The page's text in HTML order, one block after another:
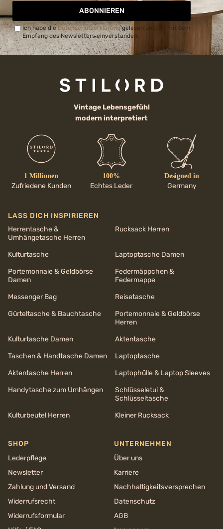
ABONNIEREN
Ich habe dieDatenschutzerklärunggelesen und bin mit dem
Empfang des Newsletters einverstanden.
Vintage Lebensgefühl
modern interpretiert
1 Millionen
Zufriedene Kunden
100%
Echtes Leder
Designed in
Germany
LASS DICH INSPIRIEREN
Herrentasche &
Umhängetasche Herren
Rucksack Herren
Kulturtasche
Laptoptasche Damen
Portemonnaie & Geldbörse
Damen
Federmäppchen &
Federmappe
Messenger Bag
Reisetasche
Gürteltasche & Bauchtasche
Portemonnaie & Geldbörse
Herren
Kulturtasche Damen
Aktentasche
Taschen & Handtasche Damen
Laptoptasche
Aktentasche Herren
Laptophülle & Laptop Sleeves
Handytasche zum Umhängen
Schlüsseletui &
Schlüsseltasche
Kulturbeutel Herren
Kleiner Rucksack
SHOP
Lederpflege
Newsletter
Zahlung und Versand
Widerrufsrecht
Widerrufsformular
UNTERNEHMEN
Über uns
Karriere
Nachhaltigkeits­versprechen
Datenschutz
AGB